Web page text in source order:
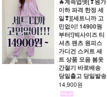
이하 파격 한정 세
일❣][세트니까 고
민없이! 14900원
부터!]빅사이즈 티
셔츠 팬츠 원피스
가디건 스커트 세
트 상품 모음 봄옷
간절기 바로배송
당일출고 당일발송
14,900원